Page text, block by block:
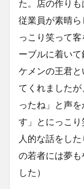
た。店の作り
従業員が素晴
っこり笑って
ーブルに着い
ケメンの王君と
てくれました
ったね」と声
す」とにっこ
人的な話をし
の若者には夢
した）